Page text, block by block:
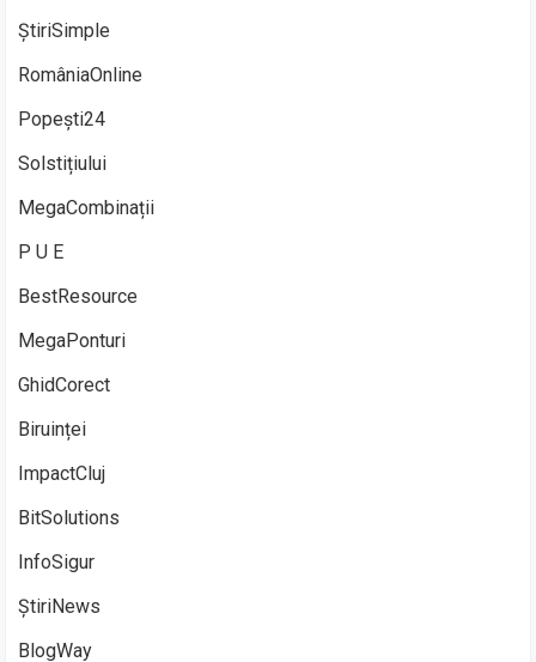
ȘtiriSimple
RomâniaOnline
Popești24
Solstițiului
MegaCombinații
P U E
BestResource
MegaPonturi
GhidCorect
Biruinței
ImpactCluj
BitSolutions
InfoSigur
ȘtiriNews
BlogWay